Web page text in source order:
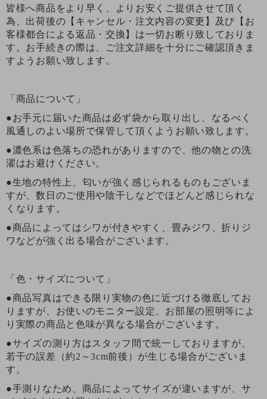
皆様へ商品をより早く、よりお安くご提供させて頂く
為、出荷後の【キャンセル・注文内容の変更】及び【お
客様都合による返品・交換】は一切お断り致しておりま
す。お手続きの際は、ご注文詳細を十分にご確認頂きま
すようお願い致します。
「商品について」
●お手元に届いた商品は必ず袋から取り出し、なるべく
風通しのよい場所で保管して頂くようお願い致します。
●濃色系は色落ちの恐れがありますので、他の物との洗
濯はお避けください。
●生地の特性上、匂いが強く感じられるものもございま
すが、数日のご使用や陰干しなどでほどんど感じられな
くなります。
●商品によってはシワが付きやすく、畳みジワ、折りジ
ワなどが強く出る場合がございます。
「色・サイズについて」
●商品写真はできる限り実物の色に近づける徹底してお
りますが、お使いのモニター設定、お部屋の照明等によ
り実際の商品と色味が異なる場合がございます。
●サイズの測り方はスタッフ間で統一しておりますが、
若干の誤差（約2～3cm前後）が生じる場合がございま
す。
●手測りなため、商品によってサイズが違いますが、サ